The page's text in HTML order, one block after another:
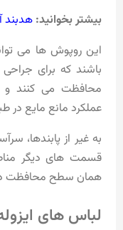
بیشتر بخوانید:هدبند
این روپوش ها می
باشند که برای
محافظت می کنند و
عملکرد مانع مایع در
به غیر از پابندها،
قسمت های دیگر
همان سطح محافظت در
لباس های